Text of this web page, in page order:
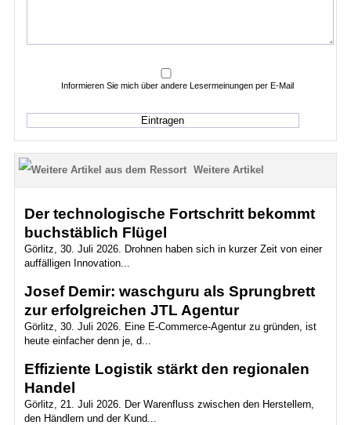
Informieren Sie mich über andere Lesermeinungen per E-Mail
Weitere Artikel
Der technologische Fortschritt bekommt
buchstäblich Flügel
Görlitz, 30. Juli 2026. Drohnen haben sich in kurzer Zeit von einer
auffälligen Innovation...
Josef Demir: waschguru als Sprungbrett
zur erfolgreichen JTL Agentur
Görlitz, 30. Juli 2026. Eine E-Commerce-Agentur zu gründen, ist
heute einfacher denn je, d...
Effiziente Logistik stärkt den regionalen
Handel
Görlitz, 21. Juli 2026. Der Warenfluss zwischen den Herstellern,
den Händlern und der Kund...